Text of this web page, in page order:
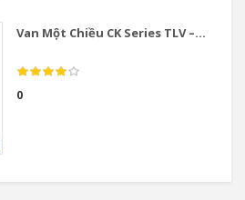
Van Một Chiều CK Series TLV –...
0